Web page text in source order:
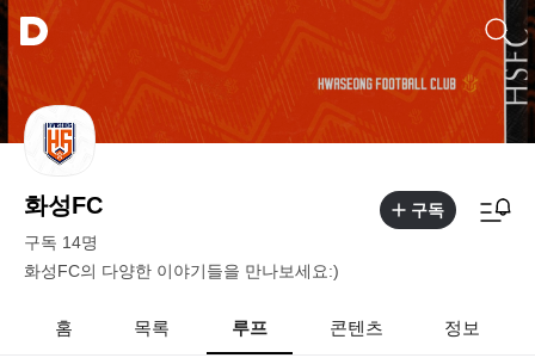
화성FC
구독 14명
화성FC의 다양한 이야기들을 만나보세요:)
구독
홈 목록 루프 콘텐츠 정보